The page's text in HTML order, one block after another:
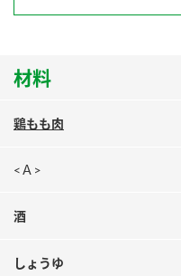
スペシャルサイト
すしラボ
人気商品 ＋ おすすめレシピ
よくあるご質問
材料
鶏もも肉
<Ａ>
酒
しょうゆ